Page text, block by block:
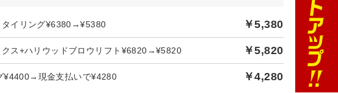
イリング¥6380→¥5380 ￥5,380
ス+ハリウッドブロウリフト¥6820→¥5820 ￥5,820
¥4400→現金支払いで¥4280 ￥4,280